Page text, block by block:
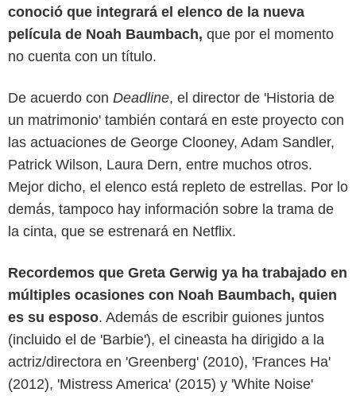
conoció que integrará el elenco de la nueva
película de Noah Baumbach, que por el momento
no cuenta con un título.
De acuerdo con Deadline, el director de 'Historia de
un matrimonio' también contará en este proyecto con
las actuaciones de George Clooney, Adam Sandler,
Patrick Wilson, Laura Dern, entre muchos otros.
Mejor dicho, el elenco está repleto de estrellas. Por lo
demás, tampoco hay información sobre la trama de
la cinta, que se estrenará en Netflix.
Recordemos que Greta Gerwig ya ha trabajado en
múltiples ocasiones con Noah Baumbach, quien
es su esposo. Además de escribir guiones juntos
(incluido el de 'Barbie'), el cineasta ha dirigido a la
actriz/directora en 'Greenberg' (2010), 'Frances Ha'
(2012), 'Mistress America' (2015) y 'White Noise'